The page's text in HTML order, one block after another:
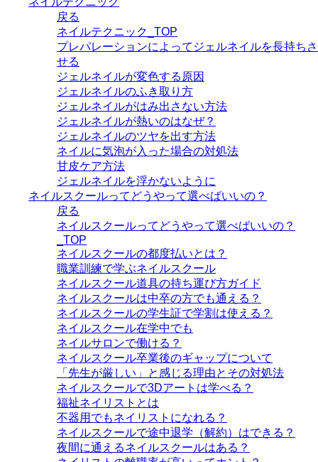
戻る
ネイルテクニック_TOP
プレパレーションによってジェルネイルを長持ちさ
せる
ジェルネイルが変色する原因
ジェルネイルのふき取り方
ジェルネイルがはみ出さない方法
ジェルネイルが熱いのはなぜ？
ジェルネイルのツヤを出す方法
ネイルに気泡が入った場合の対処法
甘皮ケア方法
ジェルネイルを浮かないように
ネイルスクールってどうやって選べばいいの？
戻る
ネイルスクールってどうやって選べばいいの？
_TOP
ネイルスクールの都度払いとは？
職業訓練で学ぶネイルスクール
ネイルスクール道具の持ち運び方ガイド
ネイルスクールは中卒の方でも通える？
ネイルスクールの学生証で学割は使える？
ネイルスクール在学中でも
ネイルサロンで働ける？
ネイルスクール卒業後のギャップについて
「先生が厳しい」と感じる理由とその対処法
ネイルスクールで3Dアートは学べる？
福祉ネイリストとは
不器用でもネイリストになれる？
ネイルスクールで途中退学（解約）はできる？
夜間に通えるネイルスクールはある？